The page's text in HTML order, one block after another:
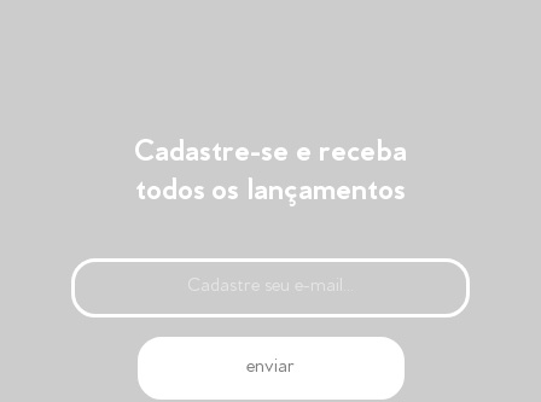
Cadastre-se e receba
todos os lançamentos